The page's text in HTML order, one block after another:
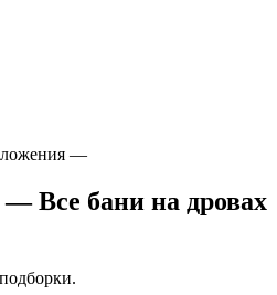
—
Все бани на дровах